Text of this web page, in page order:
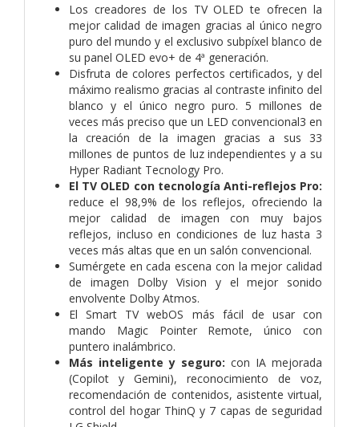
Los creadores de los TV OLED te ofrecen la
mejor calidad de imagen gracias al único negro
puro del mundo y el exclusivo subpíxel blanco de
su panel OLED evo+ de 4ª generación.
Disfruta de colores perfectos certificados, y del
máximo realismo gracias al contraste infinito del
blanco y el único negro puro. 5 millones de
veces más preciso que un LED convencional3 en
la creación de la imagen gracias a sus 33
millones de puntos de luz independientes y a su
Hyper Radiant Tecnology Pro.
El TV OLED con tecnología Anti-reflejos Pro:
reduce el 98,9% de los reflejos, ofreciendo la
mejor calidad de imagen con muy bajos
reflejos, incluso en condiciones de luz hasta 3
veces más altas que en un salón convencional.
Sumérgete en cada escena con la mejor calidad
de imagen Dolby Vision y el mejor sonido
envolvente Dolby Atmos.
El Smart TV webOS más fácil de usar con
mando Magic Pointer Remote, único con
puntero inalámbrico.
Más inteligente y seguro: con IA mejorada
(Copilot y Gemini), reconocimiento de voz,
recomendación de contenidos, asistente virtual,
control del hogar ThinQ y 7 capas de seguridad